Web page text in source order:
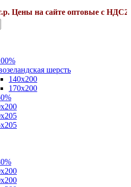
на сайте оптовые с
шерсть
140х200
170x200